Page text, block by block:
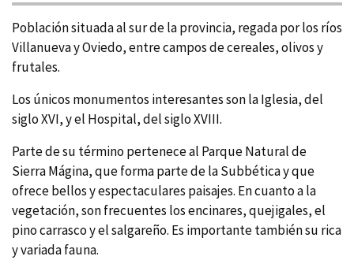
Población situada al sur de la provincia, regada por los rí­os
Villanueva y Oviedo, entre campos de cereales, olivos y
frutales.
Los únicos monumentos interesantes son la Iglesia, del
siglo XVI, y el Hospital, del siglo XVIII.
Parte de su término pertenece al Parque Natural de
Sierra Mágina, que forma parte de la Subbética y que
ofrece bellos y espectaculares paisajes. En cuanto a la
vegetación, son frecuentes los encinares, quejigales, el
pino carrasco y el salgareño. Es importante también su rica
y variada fauna.